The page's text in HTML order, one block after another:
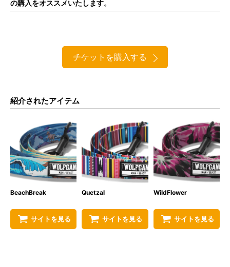
の購入をオススメいたします。
チケットを購入する
紹介されたアイテム
BeachBreak
サイトを見る
Quetzal
サイトを見る
WildFlower
サイトを見る